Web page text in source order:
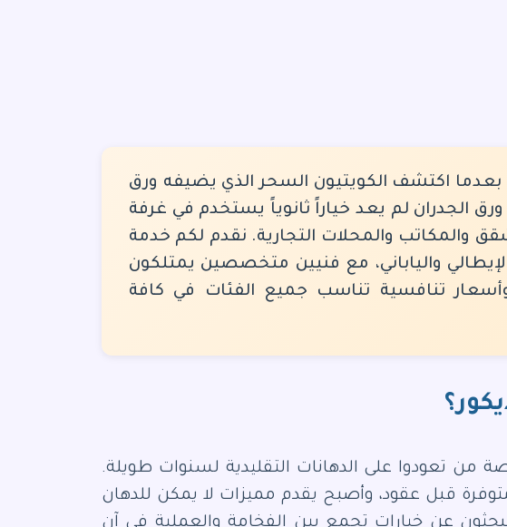
بعدما اكتشف الكويتيون السحر الذي يضيفه ورق
الجدران لم يعد خياراً ثانوياً يستخدم في غرفة
والمكاتب والمحلات التجارية. نقدم لكم خدمة
والياباني، مع فنيين متخصصين يمتلكون
تنافسية تناسب جميع الفئات في كافة
من تعودوا على الدهانات التقليدية لسنوات طويلة.
قبل عقود، وأصبح يقدم مميزات لا يمكن للدهان
عن خيارات تجمع بين الفخامة والعملية في آن